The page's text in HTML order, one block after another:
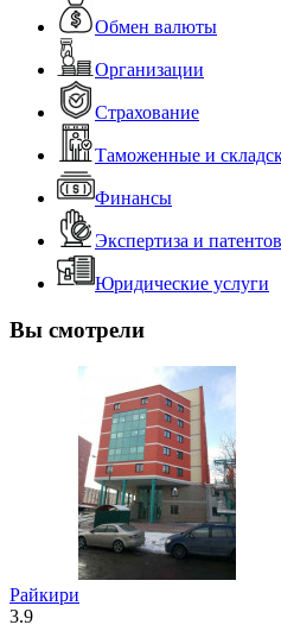
Обмен валюты
Организации
Страхование
Таможенные и
Финансы
Экспертиза и
Юридические услуги
Вы смотрели
Райкири
3.9